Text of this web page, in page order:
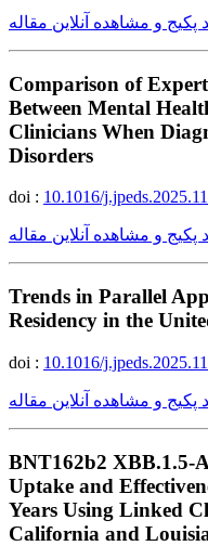
پکیج و مشاهده آنلاین مقاله
Comparison of
Between Mental
Clinicians When
Disorders
doi : 10.1016/
پکیج و مشاهده آنلاین مقاله
Trends in Parallel
Residency in the
doi : 10.1016/
پکیج و مشاهده آنلاین مقاله
BNT162b2 XBB.1.5-
Uptake and
Years Using Linked
California and